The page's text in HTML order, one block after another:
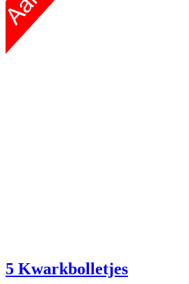
5 Kwarkbolletjes